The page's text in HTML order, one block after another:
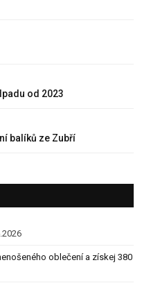
od 2023
balíků ze Zubří
oblečení a získej 380